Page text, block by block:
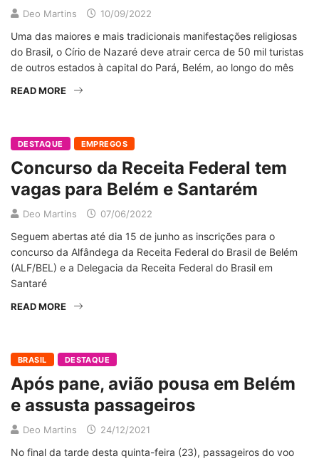
Deo Martins 10/09/2022
Uma das maiores e mais tradicionais manifestações religiosas
do Brasil, o Círio de Nazaré deve atrair cerca de 50 mil turistas
de outros estados à capital do Pará, Belém, ao longo do mês
READ MORE
DESTAQUE EMPREGOS
Concurso da Receita Federal tem
vagas para Belém e Santarém
Deo Martins 07/06/2022
Seguem abertas até dia 15 de junho as inscrições para o
concurso da Alfândega da Receita Federal do Brasil de Belém
(ALF/BEL) e a Delegacia da Receita Federal do Brasil em
Santaré
READ MORE
BRASIL DESTAQUE
Após pane, avião pousa em Belém
e assusta passageiros
Deo Martins 24/12/2021
No final da tarde desta quinta-feira (23), passageiros do voo